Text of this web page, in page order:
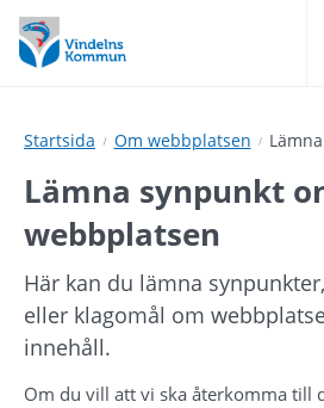
Hoppa
till
innehåll
Hoppa
till
undermeny
Startsida Om webbplatsen
Lämna synpunkt
webbplatsen
Här kan du lämna
eller klagomål om
innehåll.
Om du vill att vi ska återkomma till